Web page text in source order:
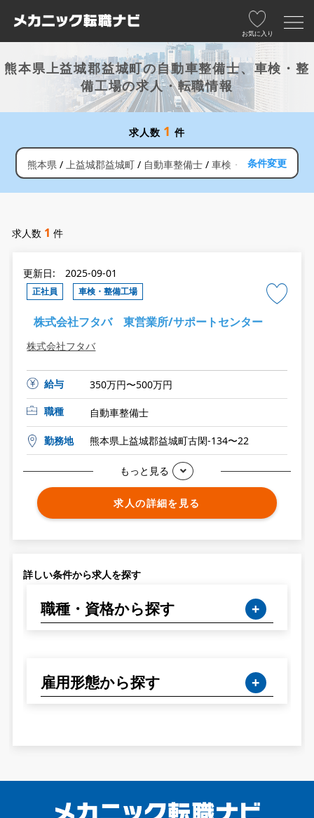
お気に入り
熊本県上益城郡益城町の自動車整備士、車検・整
備工場の求人・転職情報
求人数 1 件
熊本県 上益城郡益城町 自動車整備士 車検・整備工場
条件変更
求人数 1 件
更新日: 2025-09-01
正社員 車検・整備工場
株式会社フタバ 東営業所/サポートセンター
株式会社フタバ
給与
350万円〜500万円
職種
自動車整備士
勤務地 熊本県上益城郡益城町古閑-134〜22
もっと見る
求人の詳細を見る
詳しい条件から求人を探す
職種・資格から探す
雇用形態から探す